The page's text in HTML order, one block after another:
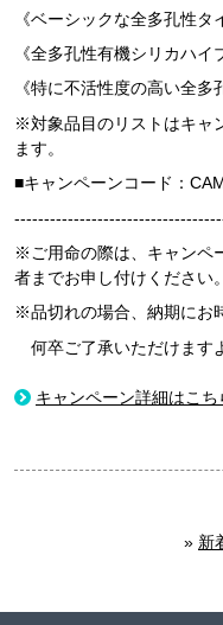
《ベーシックな全多孔性タ
《全多孔性有機シリカハイ
《特に不活性度の高い全多
※対象品目のリストはキャ
ます。
■キャンペーンコード：
※ご用命の際は、キャンペ
者までお申し付けください。
※品切れの場合、納期にお
何卒ご了承いただけます
キャンペーン詳細はこち
» 新